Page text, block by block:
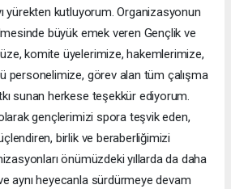
yürekten kutluyorum. Organizasyonun
büyük emek veren Gençlik ve
komite üyelerimize, hakemlerimize,
personelimize, görev alan tüm çalışma
sunan herkese teşekkür ediyorum.
gençlerimizi spora teşvik eden,
birlik ve beraberliğimizi
önümüzdeki yıllarda da daha
aynı heyecanla sürdürmeye devam